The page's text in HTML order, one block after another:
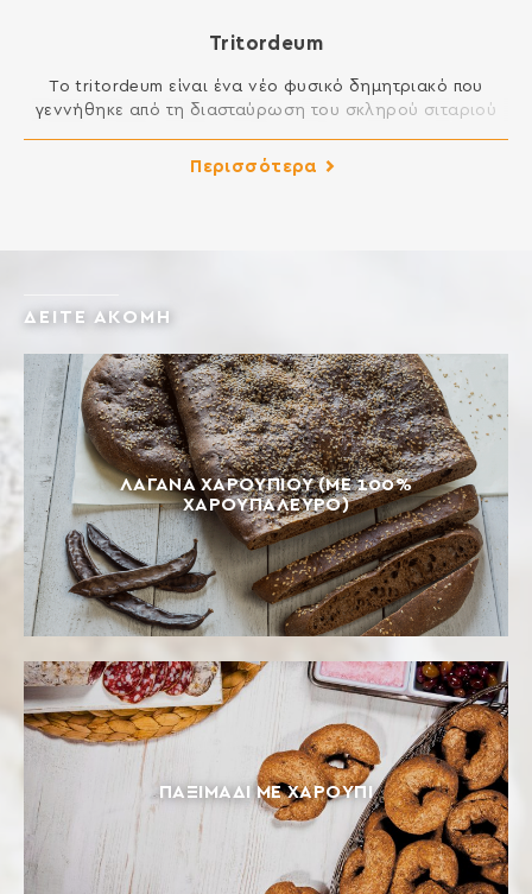
Tritordeum
Το tritordeum είναι ένα νέο φυσικό δημητριακό που
γεννήθηκε από τη διασταύρωση του σκληρού σιταριού
γλουτένη, αλλά η ποιότητα της είναι διαφορετική από το
Περισσότερα
ΔΕΙΤΕ ΑΚΟΜΗ
ΛΑΓΆΝΑ ΧΑΡΟΥΠΙΟΎ (ΜΕ 100%
ΧΑΡΟΥΠΆΛΕΥΡΟ)
ΠΑΞΙΜΆΔΙ ΜΕ ΧΑΡΟΎΠΙ